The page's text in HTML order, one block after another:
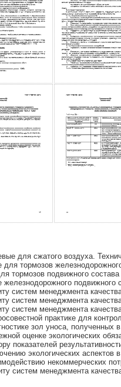
для сжатого воздуха.
для тормозов
тормозов подвижного
железнодорожного подвижного
систем менеджмента
систем менеджмента
систем менеджмента
практике для
зол уноса, полученных
оценке экологических
показателей
экологических аспектов
некоммерческих
систем менеджмента